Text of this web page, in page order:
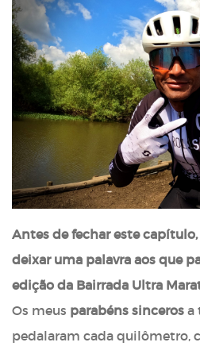
Antes de fechar este
deixar uma palavra aos que
edição da Bairrada Ultra
Os meus parabéns sinceros a
pedalaram cada quilômetro,